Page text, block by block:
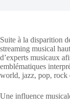
Suite à la disparition
streaming musical
d’experts musicaux
emblématiques
world, jazz, pop, rock
Une influence